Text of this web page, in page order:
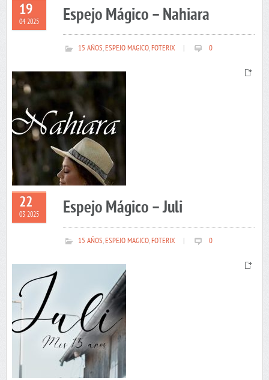
19
04 2025 Espejo Mágico – Nahiara
15 AÑOS,ESPEJO MAGICO,FOTERIX 0
22
03 2025 Espejo Mágico – Juli
15 AÑOS,ESPEJO MAGICO,FOTERIX 0